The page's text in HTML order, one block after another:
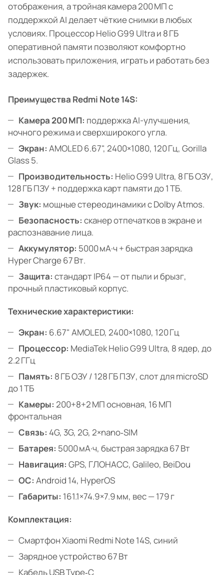
отображения, а тройная камера 200 МП с
поддержкой AI делает чёткие снимки в любых
условиях. Процессор Helio G99 Ultra и 8 ГБ
оперативной памяти позволяют комфортно
использовать приложения, играть и работать без
задержек.
Преимущества Redmi Note 14S:
Камера 200 МП: поддержка AI-улучшения,
ночного режима и сверхширокого угла.
Экран: AMOLED 6.67", 2400×1080, 120 Гц, Gorilla
Glass 5.
Производительность: Helio G99 Ultra, 8 ГБ ОЗУ,
128 ГБ ПЗУ + поддержка карт памяти до 1 ТБ.
Звук: мощные стереодинамики с Dolby Atmos.
Безопасность: сканер отпечатков в экране и
распознавание лица.
Аккумулятор: 5000 мА·ч + быстрая зарядка
Hyper Charge 67 Вт.
Защита: стандарт IP64 — от пыли и брызг,
прочный пластиковый корпус.
Технические характеристики:
Экран: 6.67" AMOLED, 2400×1080, 120 Гц
Процессор: MediaTek Helio G99 Ultra, 8 ядер, до
2.2 ГГц
Память: 8 ГБ ОЗУ / 128 ГБ ПЗУ, слот для microSD
до 1 ТБ
Камеры: 200+8+2 МП основная, 16 МП
фронтальная
Связь: 4G, 3G, 2G, 2×nano‑SIM
Батарея: 5000 мА·ч, быстрая зарядка 67 Вт
Навигация: GPS, ГЛОНАСС, Galileo, BeiDou
ОС: Android 14, HyperOS
Габариты: 161.1×74.9×7.9 мм, вес — 179 г
Комплектация:
Смартфон Xiaomi Redmi Note 14S, синий
Зарядное устройство 67 Вт
Кабель USB Type‑C